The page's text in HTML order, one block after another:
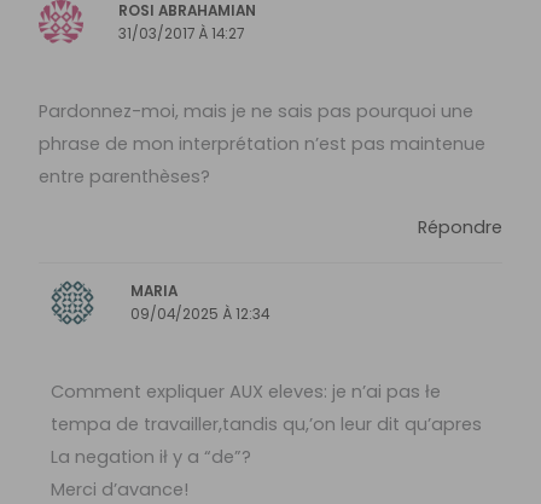
ROSI ABRAHAMIAN
31/03/2017 À 14:27
Pardonnez-moi, mais je ne sais pas pourquoi une
phrase de mon interprétation n’est pas maintenue
entre parenthèses?
Répondre
MARIA
09/04/2025 À 12:34
Comment expliquer AUX eleves: je n’ai pas łe
tempa de travailler,tandis qu,’on leur dit qu’apres
La negation ił y a “de”?
Merci d’avance!